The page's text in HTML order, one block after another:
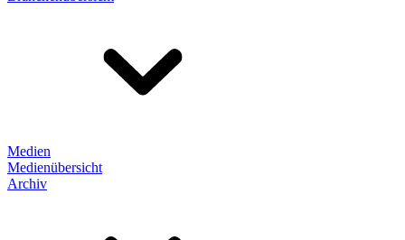
Medien
Medienübersicht
Archiv